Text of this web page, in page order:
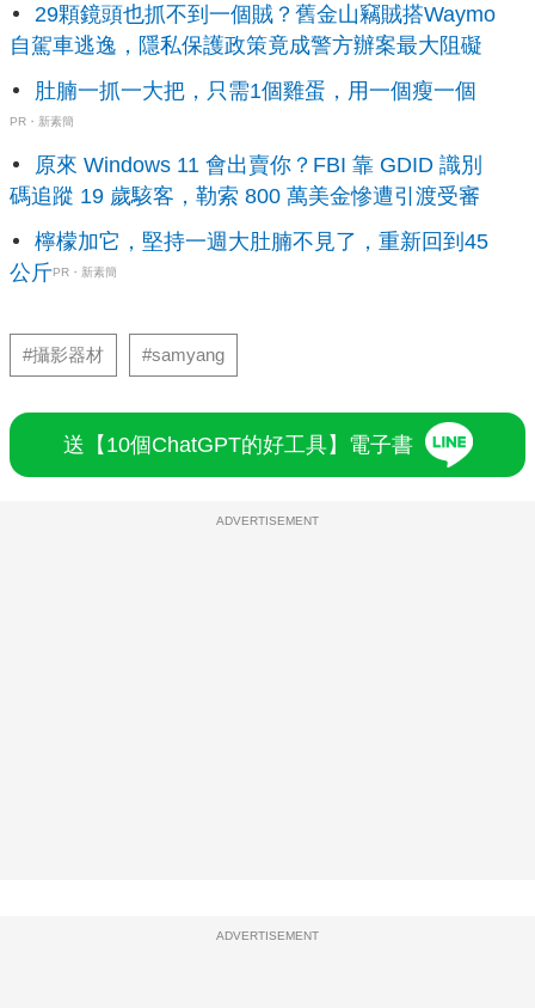
29顆鏡頭也抓不到一個賊？舊金山竊賊搭Waymo
自駕車逃逸，隱私保護政策竟成警方辦案最大阻礙
肚腩一抓一大把，只需1個雞蛋，用一個瘦一個
PR・新素簡
原來 Windows 11 會出賣你？FBI 靠 GDID 識別
碼追蹤 19 歲駭客，勒索 800 萬美金慘遭引渡受審
檸檬加它，堅持一週大肚腩不見了，重新回到45
公斤PR・新素簡
#攝影器材 #samyang
送【10個ChatGPT的好工具】電子書
ADVERTISEMENT
ADVERTISEMENT